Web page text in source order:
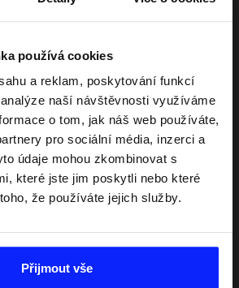
používá cookies
a reklam, poskytování funkcí
naší návštěvnosti využíváme
o tom, jak náš web používáte,
pro sociální média, inzerci a
údaje mohou zkombinovat s
které jste jim poskytli nebo které
že používáte jejich služby.
Přijmout vše